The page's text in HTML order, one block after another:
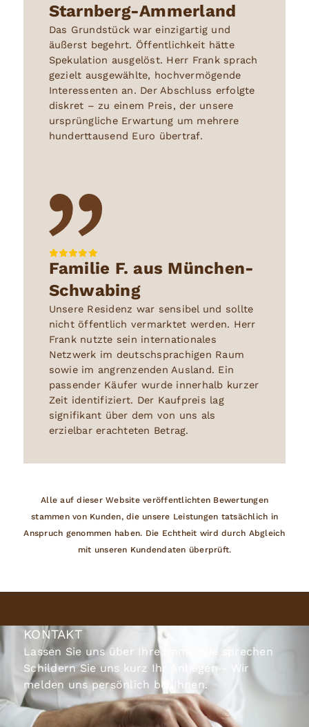
Starnberg-Ammerland
Das Grundstück war einzigartig und
äußerst begehrt. Öffentlichkeit hätte
Spekulation ausgelöst. Herr Frank sprach
gezielt ausgewählte, hochvermögende
Interessenten an. Der Abschluss erfolgte
diskret – zu einem Preis, der unsere
ursprüngliche Erwartung um mehrere
hunderttausend Euro übertraf.
Familie F. aus München-
Schwabing
Unsere Residenz war sensibel und sollte
nicht öffentlich vermarktet werden. Herr
Frank nutzte sein internationales
Netzwerk im deutschsprachigen Raum
sowie im angrenzenden Ausland. Ein
passender Käufer wurde innerhalb kurzer
Zeit identifiziert. Der Kaufpreis lag
signifikant über dem von uns als
erzielbar erachteten Betrag.
Alle auf dieser Website veröffentlichten Bewertungen
stammen von Kunden, die unsere Leistungen tatsächlich in
Anspruch genommen haben. Die Echtheit wird durch Abgleich
mit unseren Kundendaten überprüft.
KONTAKT
Lassen Sie uns über Ihre Immobilie sprechen
Schildern Sie uns kurz Ihr Anliegen - Wir
melden uns persönlich bei Ihnen.